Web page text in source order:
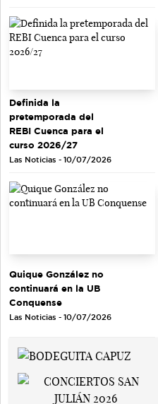
Definida la
pretemporada del
REBI Cuenca para el
curso 2026/27
Las Noticias - 10/07/2026
Quique González no
continuará en la UB
Conquense
Las Noticias - 10/07/2026